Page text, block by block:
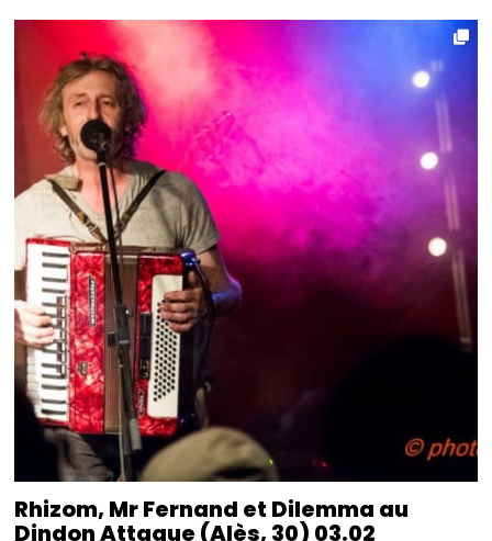
Rhizom, Mr Fernand et Dilemma au
Dindon Attaque (Alès, 30) 03.02